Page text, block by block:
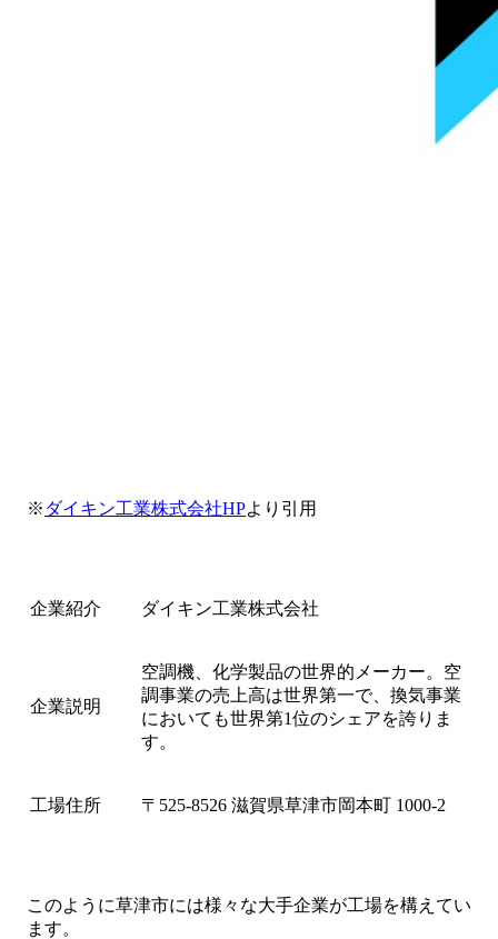
※ ダイキン工業株式会社HPより引用
企業紹介 ダイキン工業株式会社
企業説明
空調機、化学製品の世界的メーカー。空
調事業の売上高は世界第一で、換気事業
においても世界第1位のシェアを誇りま
す。
工場住所 〒525-8526 滋賀県草津市岡本町 1000-2
このように草津市には様々な大手企業が工場を構えてい
ます。